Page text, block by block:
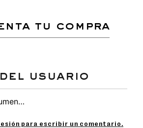
y parche en PVC.
tu compra
para escribir un comentario.